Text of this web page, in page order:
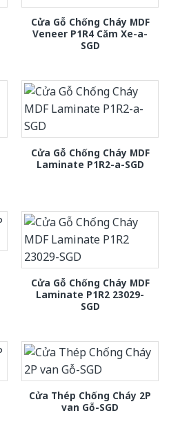
Cửa Gỗ Chống Cháy MDF
Veneer P1R4 Căm Xe-a-
SGD
Cửa Gỗ Chống Cháy MDF
Laminate P1R2-a-SGD
Cửa Gỗ Chống Cháy MDF
Laminate P1R2 23029-
SGD
Cửa Thép Chống Cháy 2P
van Gỗ-SGD